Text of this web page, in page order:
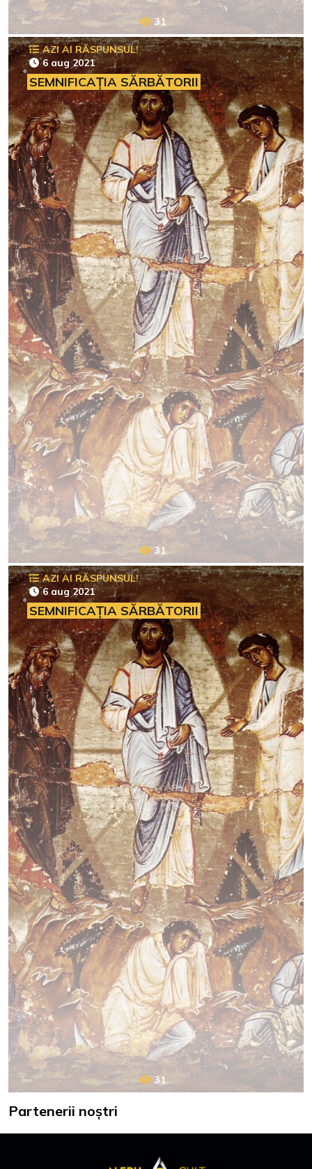
31
AZI AI RĂSPUNSUL!
6 aug 2021
SEMNIFICAȚIA SĂRBĂTORII
31
AZI AI RĂSPUNSUL!
6 aug 2021
SEMNIFICAȚIA SĂRBĂTORII
31
Partenerii noștri